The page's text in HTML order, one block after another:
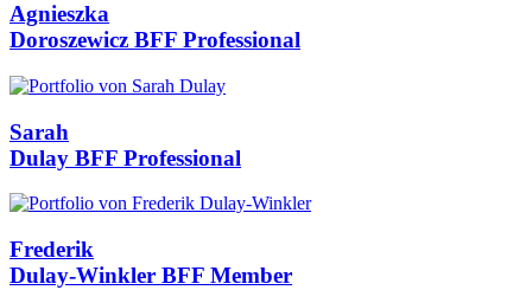
Agnieszka
Doroszewicz BFF Professional
Sarah
Dulay BFF Professional
Frederik
Dulay-Winkler BFF Member